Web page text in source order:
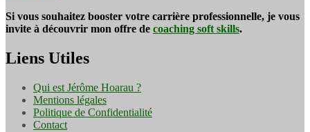
Si vous souhaitez booster votre carrière professionnelle, je vous
invite à découvrir mon offre de coaching soft skills.
Liens Utiles
Qui est Jérôme Hoarau ?
Mentions légales
Politique de Confidentialité
Contact